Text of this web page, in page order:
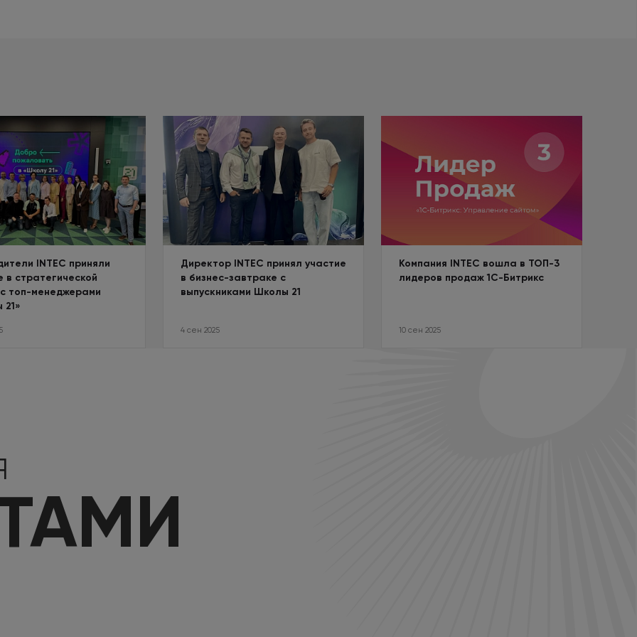
INTEC приняли
в стратегической
топ-менеджерами
Директор INTEC принял участие
в бизнес-завтраке с
выпускниками Школы 21
4 сен 2025
Компания INTEC вошла в ТОП-3
лидеров продаж 1С-Битрикс
10 сен 2025